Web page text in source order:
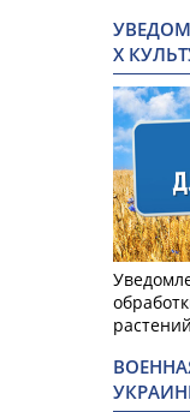
Х
растений